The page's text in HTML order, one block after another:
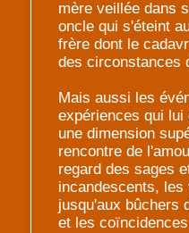
mère veillée dans
oncle qui s'éteint
frère dont le
des circonstances
Mais aussi les
expériences qui
une dimension
rencontre de
regard des sages
incandescents, les
jusqu'aux bûchers
et les